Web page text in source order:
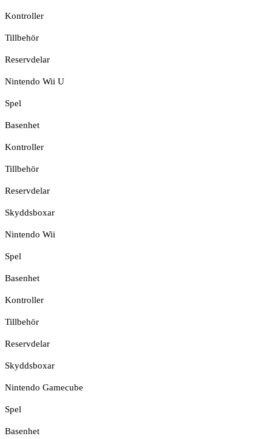
Kontroller
Tillbehör
Reservdelar
Nintendo Wii U
Spel
Basenhet
Kontroller
Tillbehör
Reservdelar
Skyddsboxar
Nintendo Wii
Spel
Basenhet
Kontroller
Tillbehör
Reservdelar
Skyddsboxar
Nintendo Gamecube
Spel
Basenhet